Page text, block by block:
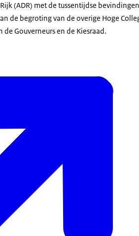
(ADR) met de tussentijdse bevindingen
de begroting van de overige Hoge
Gouverneurs en de Kiesraad.